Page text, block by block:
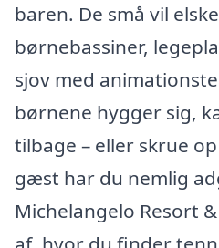
baren. De små vil
børnebassiner,
sjov med
børnene hygger sig,
tilbage – eller skrue
gæst har du nemlig
Michelangelo Resort